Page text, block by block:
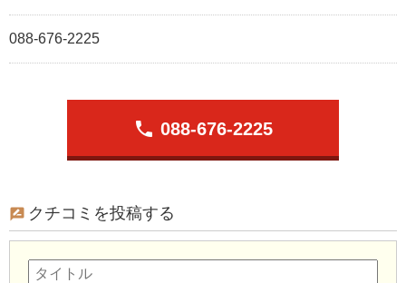
088-676-2225
phone 088-676-2225
クチコミを投稿する